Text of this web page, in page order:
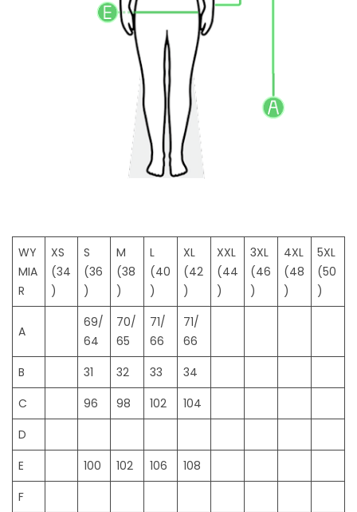
2
WY
MIA
R
XS
(34
)
S
(36
)
M
(38
)
L
(40
)
XL
(42
)
XXL
(44
)
3XL
(46
)
4XL
(48
)
5XL
(50
)
A
69/
64
70/
65
71/
66
71/
66
B
31 32 33
34
C
96 98 102
104
D
E
100 102 106
108
F